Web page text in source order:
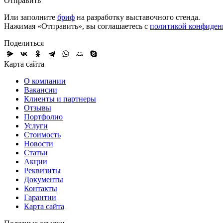
Или заполните бриф на разработку выставочного стенда.
Нажимая «Отправить», вы соглашаетесь с политикой
Поделиться
Карта сайта
О компании
Вакансии
Клиенты и партнеры
Отзывы
Портфолио
Услуги
Стоимость
Новости
Статьи
Акции
Реквизиты
Документы
Контакты
Гарантии
Карта сайта